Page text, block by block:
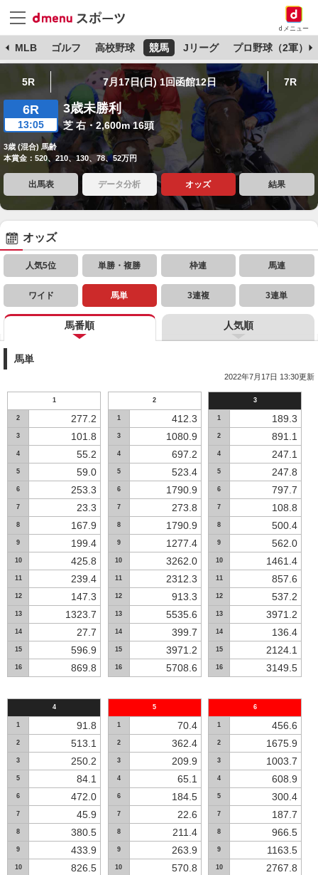
dメニュー
MLB ゴルフ 高校野球 競馬 Jリーグ プロ野球（2軍）
5R 7月17日(日) 1回函館12日 7R
6R
13:05
3歳未勝利
芝 右・2,600m 16頭
3歳 (混合) 馬齢
本賞金：520、210、130、78、52万円
出馬表 データ分析 オッズ 結果
オッズ
人気5位 単勝・複勝 枠連 馬連
ワイド 馬単 3連複 3連単
馬番順 人気順
馬単
2022年7月17日 13:30更新
1
2 277.2
3 101.8
4 55.2
5 59.0
6 253.3
7 23.3
8 167.9
9 199.4
10 425.8
11 239.4
12 147.3
13 1323.7
14 27.7
15 596.9
16 869.8
2
1 412.3
3 1080.9
4 697.2
5 523.4
6 1790.9
7 273.8
8 1790.9
9 1277.4
10 3262.0
11 2312.3
12 913.3
13 5535.6
14 399.7
15 3971.2
16 5708.6
3
1 189.3
2 891.1
4 247.1
5 247.8
6 797.7
7 108.8
8 500.4
9 562.0
10 1461.4
11 857.6
12 537.2
13 3971.2
14 136.4
15 2124.1
16 3149.5
4
1 91.8
2 513.1
3 250.2
5 84.1
6 472.0
7 45.9
8 380.5
9 433.9
10 826.5
5
1 70.4
2 362.4
3 209.9
4 65.1
6 184.5
7 22.6
8 211.4
9 263.9
10 570.8
6
1 456.6
2 1675.9
3 1003.7
4 608.9
5 300.4
7 187.7
8 966.5
9 1163.5
10 2767.8